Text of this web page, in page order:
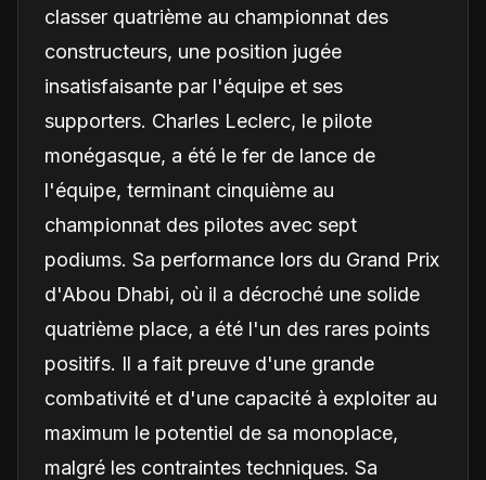
classer quatrième au championnat des
constructeurs, une position jugée
insatisfaisante par l'équipe et ses
supporters. Charles Leclerc, le pilote
monégasque, a été le fer de lance de
l'équipe, terminant cinquième au
championnat des pilotes avec sept
podiums. Sa performance lors du Grand Prix
d'Abou Dhabi, où il a décroché une solide
quatrième place, a été l'un des rares points
positifs. Il a fait preuve d'une grande
combativité et d'une capacité à exploiter au
maximum le potentiel de sa monoplace,
malgré les contraintes techniques. Sa